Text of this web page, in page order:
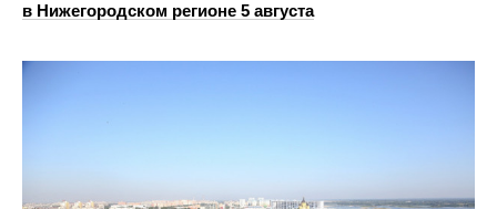
в Нижегородском регионе 5 августа